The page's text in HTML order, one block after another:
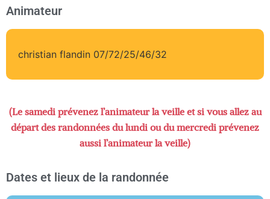
Animateur
christian flandin 07/72/25/46/32
(Le samedi prévenez l’animateur la veille et si vous allez au
départ des randonnées du lundi ou du mercredi prévenez
aussi l’animateur la veille)
Dates et lieux de la randonnée